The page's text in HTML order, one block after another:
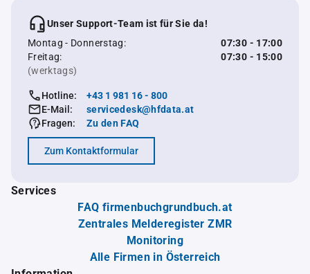
Unser Support-Team ist für Sie da!
Montag - Donnerstag:
07:30 - 17:00
Freitag:
07:30 - 15:00
(werktags)
Hotline:
+43 1 981 16 - 800
E-Mail:
servicedesk@hfdata.at
Fragen:
Zu den FAQ
Zum Kontaktformular
Services
FAQ firmenbuchgrundbuch.at
Zentrales Melderegister ZMR
Monitoring
Alle Firmen in Österreich